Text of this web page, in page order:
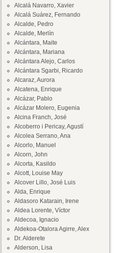
Alcalá Navarro, Xavier
Alcalá Suárez, Fernando
Alcalde, Pedro
Alcalde, Merlín
Alcántara, Maite
Alcántara, Mariana
Alcántara Alejo, Carlos
Alcántara Sgarbi, Ricardo
Alcaraz, Aurora
Alcatena, Enrique
Alcázar, Pablo
Alcázar Molero, Eugenia
Alcina Franch, José
Alcoberro i Pericay, Agustí
Alcolea Serrano, Ana
Alcorlo, Manuel
Alcorn, John
Alcorta, Kasildo
Alcott, Louise May
Alcover Lillo, José Luis
Alda, Enrique
Aldasoro Katarain, Irene
Aldea Lorente, Víctor
Aldecoa, Ignacio
Aldekoa-Otalora Agirre, Alex
Dr. Alderete
Alderson, Lisa